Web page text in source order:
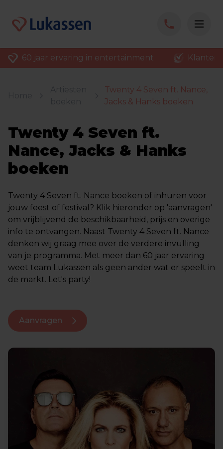
60 jaar ervaring in entertainment
Twenty 4 Seven ft. Nance,
Jacks & Hanks boeken
Twenty 4 Seven ft.
Nance, Jacks & Hanks
boeken
Twenty 4 Seven ft. Nance boeken of inhuren voor
jouw feest of festival? Klik hieronder op 'aanvragen'
om vrijblijvend de beschikbaarheid, prijs en overige
info te ontvangen. Naast Twenty 4 Seven ft. Nance
denken wij graag mee over de verdere invulling
van je programma. Met meer dan 60 jaar ervaring
weet team Lukassen als geen ander wat er speelt in
de markt. Let's party!
Aanvragen